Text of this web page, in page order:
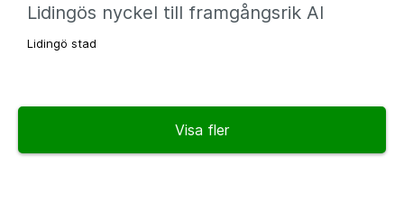
Lidingös nyckel till framgångsrik AI
Lidingö stad
Visa fler